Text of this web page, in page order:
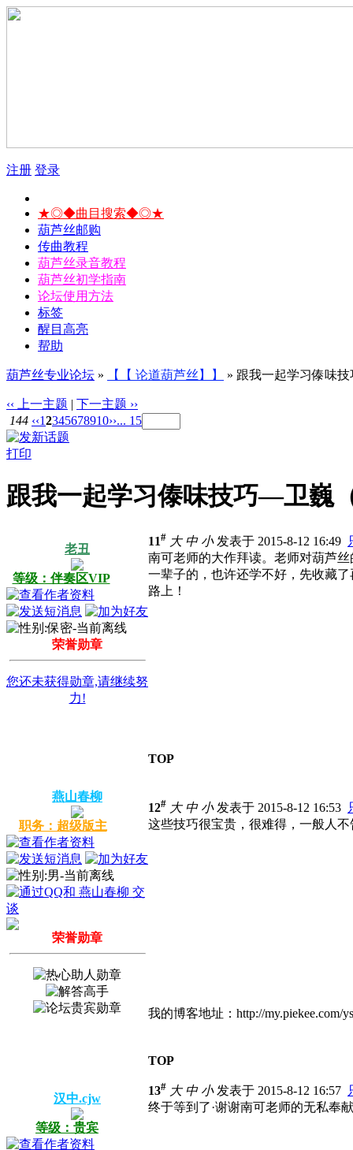
注册 登录
★◎◆曲目搜索◆◎★
葫芦丝邮购
传曲教程
葫芦丝录音教程
葫芦丝初学指南
论坛使用方法
标签
醒目高亮
帮助
葫芦丝专业论坛 » 【【 论道葫芦丝】】 » 跟我一起学习傣味
‹‹ 上一主题 | 下一主题 ››
144 ‹‹12345678910››... 15
打印
跟我一起学习傣味技巧—卫巍
老丑
等级：伴奏区VIP
荣誉勋章
您还未获得勋章,请继续努
力!
11# 大 中 小发表于 2015-8-12 16:49
南可老师的大作拜读。老师对葫芦
一辈子的，也许还学不好，先收藏
路上！
TOP
燕山春柳
职务：超级版主
荣誉勋章
12# 大 中 小发表于 2015-8-12 16:53
这些技巧很宝贵，很难得，一般人
我的博客地址：http://my.piekee.com/
TOP
汉中.cjw
等级：贵宾
13# 大 中 小发表于 2015-8-12 16:57
终于等到了·谢谢南可老师的无私奉献